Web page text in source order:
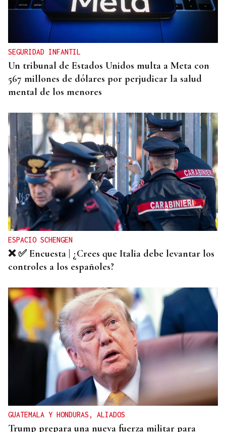
RELACIONES DIPLOMÁTICAS
Chile y Venezuela retoman sus relaciones
consulares tras dos años de ruptura
SEGURIDAD INFANTIL
Un tribunal de Estados Unidos multa a Meta con
567 millones de dólares por perjudicar la salud
mental de los menores
ESPACIO SCHENGEN
❌ ✅ Encuesta | ¿Crees que Italia debe levantar los
controles a los españoles?
GUATEMALA Y HONDURAS, ALIADOS
Trump prepara una nueva fuerza militar para